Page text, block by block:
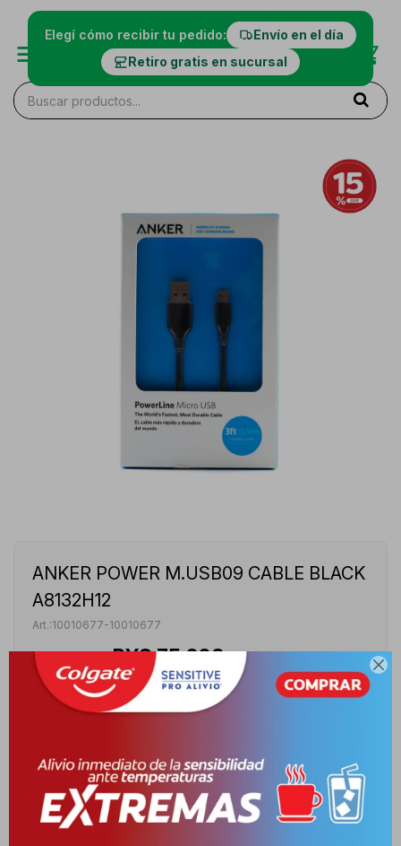

Elegí cómo recibir tu pedido:
Envío en el día
Retiro gratis en sucursal
ANKER POWER M.USB09 CABLE BLACK
A8132H12
10010677-10010677
PYG 88.950PYG75.608
ANKER POWERLINE MICRO USB CABLE USB 0.9 M NEGRO
VER STOCK EN TIENDAS
Envíos